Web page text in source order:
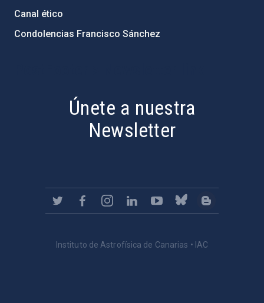
Canal ético
Condolencias Francisco Sánchez
Únete a nuestra
Newsletter
Instituto de Astrofísica de Canarias • IAC